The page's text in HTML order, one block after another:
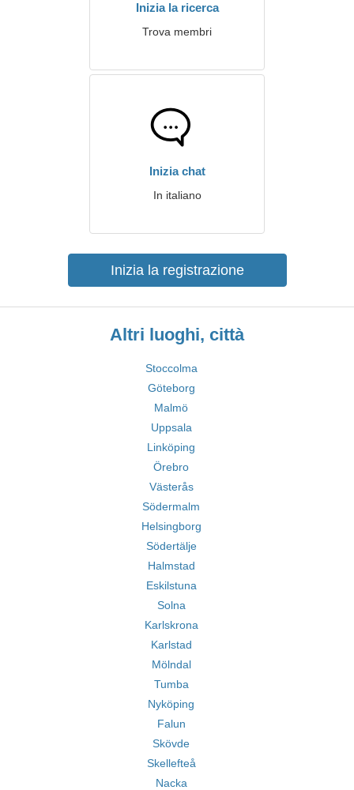
Inizia la ricerca
Trova membri
Inizia chat
In italiano
Inizia la registrazione
Altri luoghi, città
Stoccolma
Göteborg
Malmö
Uppsala
Linköping
Örebro
Västerås
Södermalm
Helsingborg
Södertälje
Halmstad
Eskilstuna
Solna
Karlskrona
Karlstad
Mölndal
Tumba
Nyköping
Falun
Skövde
Skellefteå
Nacka